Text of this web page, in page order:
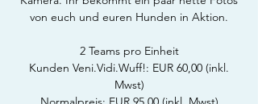
von euch und euren Hunden in Aktion.
2 Teams pro Einheit
Kunden Veni.Vidi.Wuff!: EUR 60,00 (inkl.
Mwst)